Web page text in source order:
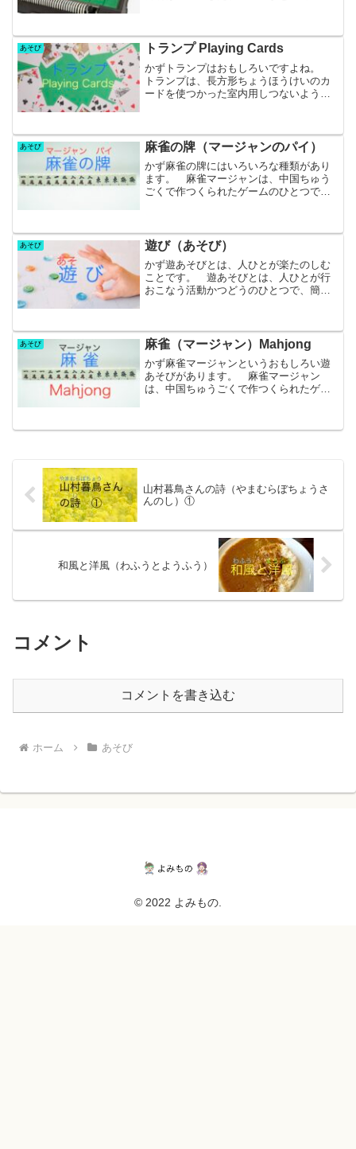
（昭和しょうわ48年ねん）に、メガハウ
スという会社かいしゃか...
あそび トランプ Playing Cards
かずトランプはおもしろいですよね。
トランプは、長方形ちょうほうけいのカ
ードを使つかった室内用しつないようの
の合計ごうけい52枚...
あそび 麻雀の牌（マージャンのパイ）
かず麻雀の牌にはいろいろな種類があり
ます。 麻雀マージャンは、中国ちゅう
ごくで作つくられたゲームのひとつで
ます。 3種類さんしゅる...
あそび 遊び（あそび）
かず遊あそびとは、人ひとが楽たのしむ
ことです。 遊あそびとは、人ひとが行
おこなう活動かつどうのひとつで、簡単
いろな人ひとが考かんがえを出だしてい
ます。 フランス人じんのロジ...
あそび 麻雀（マージャン）Mahjong
かず麻雀マージャンというおもしろい遊
あそびがあります。 麻雀マージャン
は、中国ちゅうごくで作つくられたゲー
山村暮鳥さんの詩（やまむらぼちょうさ
んのし）①
和風と洋風（わふうとようふう）
コメント
コメントを書き込む
ホーム あそび
© 2022 よみもの.